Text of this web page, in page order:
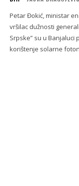
Petar Đokić, ministar
vršilac dužnosti
Srpske” su u
korištenje solarne